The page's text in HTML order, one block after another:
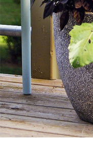
Přihlášení
Sledujte nás